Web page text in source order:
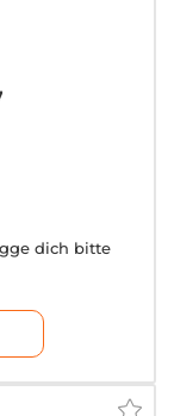
dich bitte